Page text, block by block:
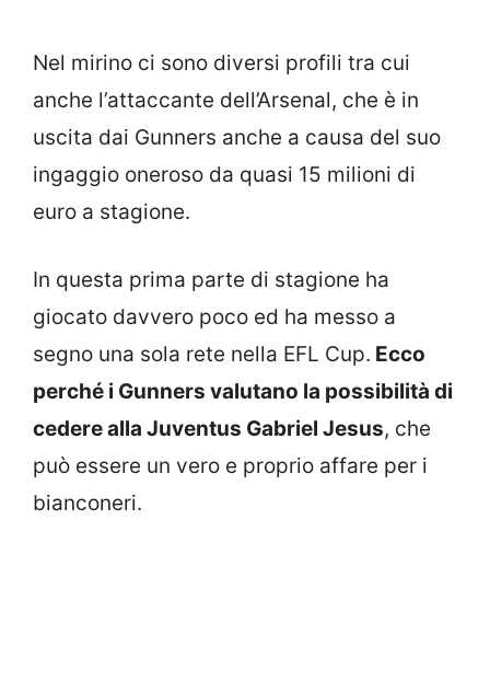
Nel mirino ci sono diversi profili tra cui
anche l’attaccante dell’Arsenal, che è in
uscita dai Gunners anche a causa del suo
ingaggio oneroso da quasi 15 milioni di
euro a stagione.
In questa prima parte di stagione ha
giocato davvero poco ed ha messo a
segno una sola rete nella EFL Cup. Ecco
perché i Gunners valutano la possibilità di
cedere alla Juventus Gabriel Jesus, che
può essere un vero e proprio affare per i
bianconeri.